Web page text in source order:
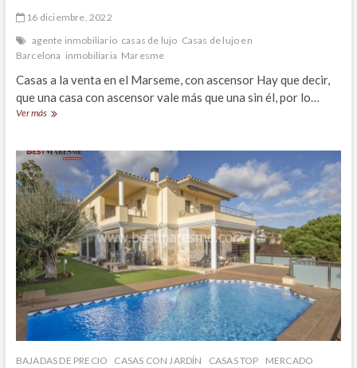
16 diciembre, 2022
agente inmobiliario casas de lujo Casas de lujo en
Barcelona inmobiliaria Maresme
Casas a la venta en el Marseme, con ascensor Hay que decir,
que una casa con ascensor vale más que una sin él, por lo…
Ver másCasas
venta
el
Maresme,
con
ascensor
BAJADAS DE PRECIO CASAS CON JARDÍN CASAS TOP
MERCADO